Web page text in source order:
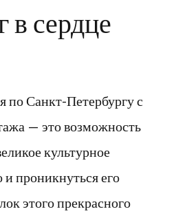
в сердце
по Санкт-Петербургу с
— это возможность
культурное
и проникнуться его
этого прекрасного